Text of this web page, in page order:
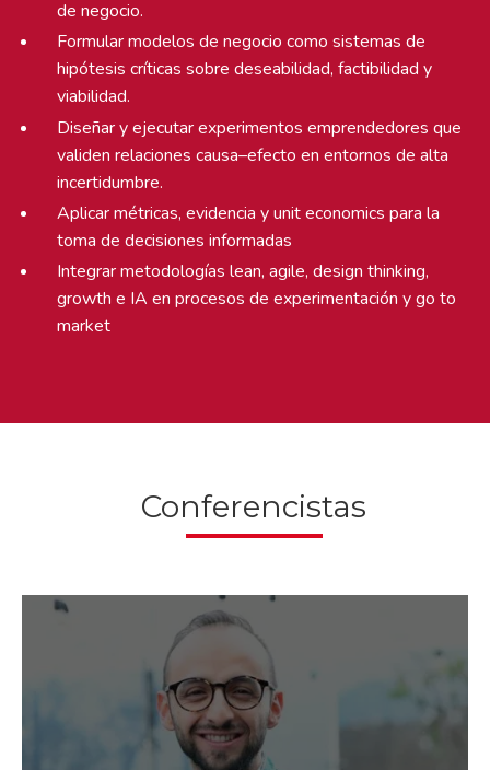
de negocio.
Formular modelos de negocio como sistemas de
hipótesis críticas sobre deseabilidad, factibilidad y
viabilidad.
Diseñar y ejecutar experimentos emprendedores que
validen relaciones causa–efecto en entornos de alta
incertidumbre.
Aplicar métricas, evidencia y unit economics para la
toma de decisiones informadas
Integrar metodologías lean, agile, design thinking,
growth e IA en procesos de experimentación y go to
market
Conferencistas